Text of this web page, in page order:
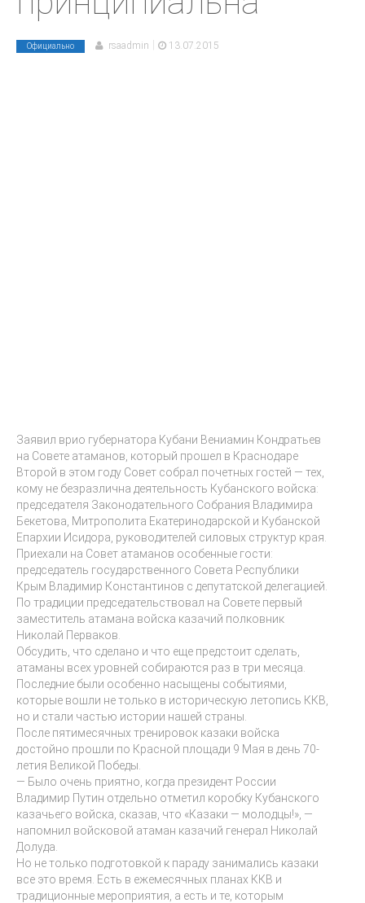
Официально rsaadmin 13.07.2015
Заявил врио губернатора Кубани Вениамин Кондратьев
на Совете атаманов, который прошел в Краснодаре
Второй в этом году Совет собрал почетных гостей — тех,
кому не безразлична деятельность Кубанского войска:
председателя Законодательного Собрания Владимира
Бекетова, Митрополита Екатеринодарской и Кубанской
Епархии Исидора, руководителей силовых структур края.
Приехали на Совет атаманов особенные гости:
председатель государственного Совета Республики
Крым Владимир Константинов с депутатской делегацией.
По традиции председательствовал на Совете первый
заместитель атамана войска казачий полковник
Николай Перваков.
Обсудить, что сделано и что еще предстоит сделать,
атаманы всех уровней собираются раз в три месяца.
Последние были особенно насыщены событиями,
которые вошли не только в историческую летопись ККВ,
но и стали частью истории нашей страны.
После пятимесячных тренировок казаки войска
достойно прошли по Красной площади 9 Мая в день 70-
летия Великой Победы.
— Было очень приятно, когда президент России
Владимир Путин отдельно отметил коробку Кубанского
казачьего войска, сказав, что «Казаки — молодцы!», —
напомнил войсковой атаман казачий генерал Николай
Долуда.
Но не только подготовкой к параду занимались казаки
все это время. Есть в ежемесячных планах ККВ и
традиционные мероприятия, а есть и те, которым